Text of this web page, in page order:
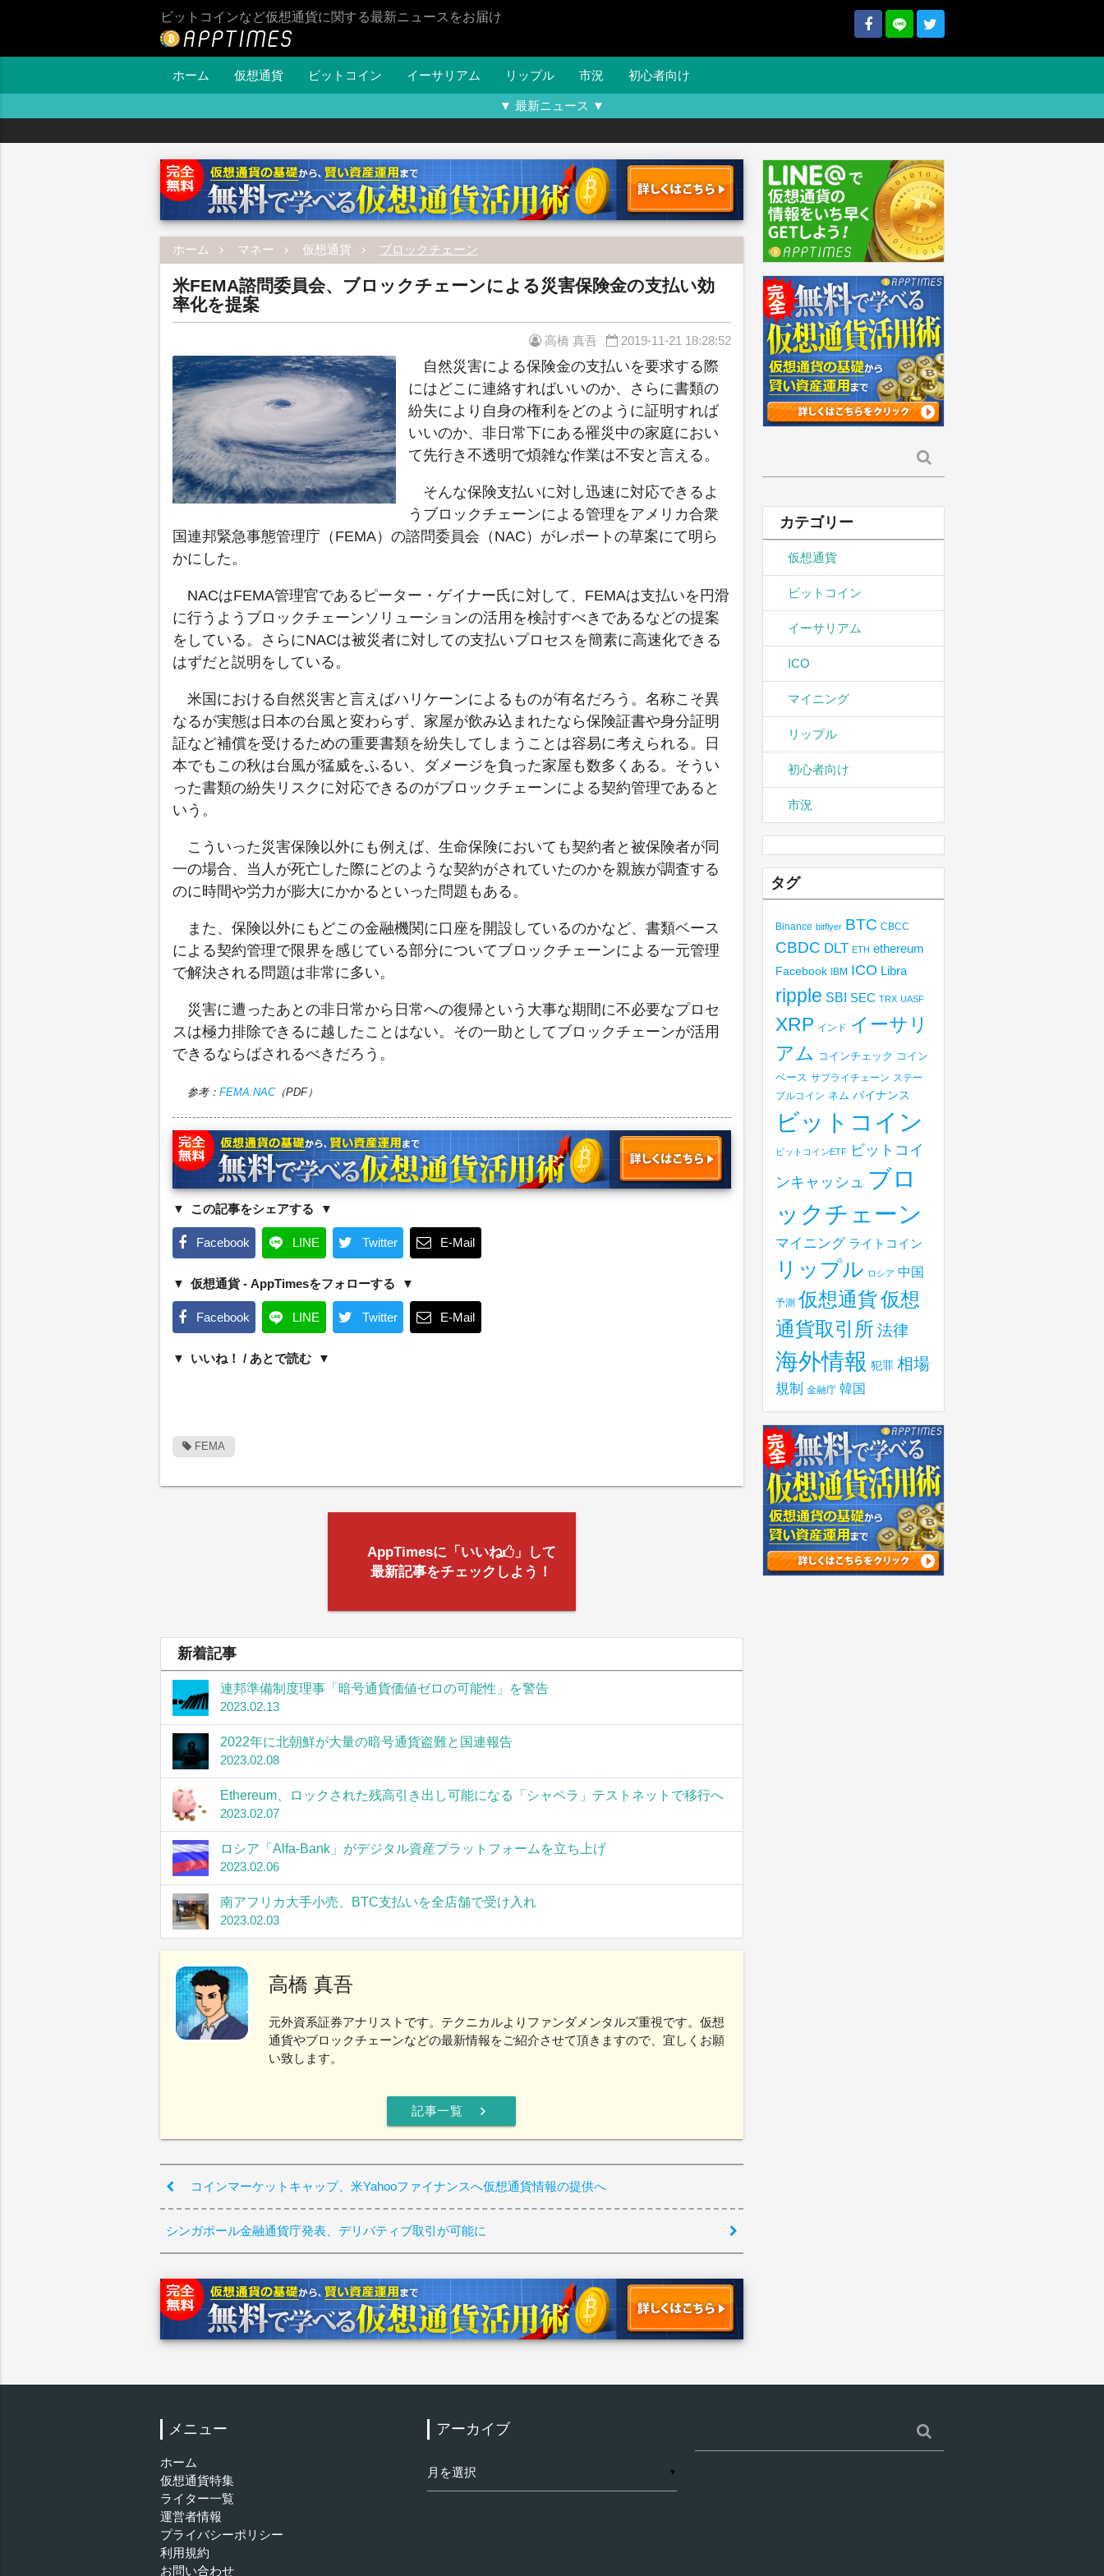
ビットコインなど仮想通貨に関する最新ニュースをお届け
ホーム 仮想通貨 ビットコイン イーサリアム リップル 市況 初心者向け
▼ 最新ニュース ▼
ホーム マネー 仮想通貨 ブロックチェーン
米FEMA諮問委員会、ブロックチェーンによる災害保険金の支払い効
率化を提案
高橋 真吾 2019-11-21 18:28:52
自然災害による保険金の支払いを要求する際
にはどこに連絡すればいいのか、さらに書類の
紛失により自身の権利をどのように証明すれば
いいのか、非日常下にある罹災中の家庭におい
て先行き不透明で煩雑な作業は不安と言える。
そんな保険支払いに対し迅速に対応できるよ
うブロックチェーンによる管理をアメリカ合衆
国連邦緊急事態管理庁（FEMA）の諮問委員会（NAC）がレポートの草案にて明ら
かにした。
NACはFEMA管理官であるピーター・ゲイナー氏に対して、FEMAは支払いを円滑
に行うようブロックチェーンソリューションの活用を検討すべきであるなどの提案
をしている。さらにNACは被災者に対しての支払いプロセスを簡素に高速化できる
はずだと説明をしている。
米国における自然災害と言えばハリケーンによるものが有名だろう。名称こそ異
なるが実態は日本の台風と変わらず、家屋が飲み込まれたなら保険証書や身分証明
証など補償を受けるための重要書類を紛失してしまうことは容易に考えられる。日
本でもこの秋は台風が猛威をふるい、ダメージを負った家屋も数多くある。そうい
った書類の紛失リスクに対応できるのがブロックチェーンによる契約管理であると
いう。
こういった災害保険以外にも例えば、生命保険においても契約者と被保険者が同
一の場合、当人が死亡した際にどのような契約がされていたのかを親族が調査する
のに時間や労力が膨大にかかるといった問題もある。
また、保険以外にもどこの金融機関に口座を開設しているのかなど、書類ベース
による契約管理で限界を感じている部分についてブロックチェーンによる一元管理
で解決される問題は非常に多い。
災害に遭ったあとの非日常から日常への復帰という大事な期間に不必要なプロセ
スは極力排除できるに越したことはない。その一助としてブロックチェーンが活用
できるならばされるべきだろう。
参考： FEMA:NAC（PDF）
この記事をシェアする
Facebook LINE Twitter E-Mail
仮想通貨 - AppTimesをフォローする
Facebook LINE Twitter E-Mail
いいね！ / あとで読む
FEMA
AppTimesに「いいね
」して
最新記事をチェックしよう！
新着記事
連邦準備制度理事「暗号通貨価値ゼロの可能性」を警告
2023.02.13
2022年に北朝鮮が大量の暗号通貨盗難と国連報告
2023.02.08
Ethereum、ロックされた残高引き出し可能になる「シャペラ」テストネットで移行へ
2023.02.07
ロシア「Alfa-Bank」がデジタル資産プラットフォームを立ち上げ
2023.02.06
南アフリカ大手小売、BTC支払いを全店舗で受け入れ
2023.02.03
高橋 真吾
元外資系証券アナリストです。テクニカルよりファンダメンタルズ重視です。仮想
通貨やブロックチェーンなどの最新情報をご紹介させて頂きますので、宜しくお願
い致します。
記事一覧 chevron_right
コインマーケットキャップ、米Yahooファイナンスへ仮想通貨情報の提供へ
シンガポール金融通貨庁発表、デリバティブ取引が可能に
索:
カテゴリー
仮想通貨
ビットコイン
イーサリアム
ICO
マイニング
リップル
初心者向け
市況
タグ
Binance bitflyer BTC CBCC
CBDC DLT ETH ethereum
Facebook IBM ICO Libra
ripple SBI SEC TRX UASF
XRP インド イーサリ
アム コインチェック コイン
ベース サプライチェーン ステー
ブルコイン ネム バイナンス
ビットコイン
ビットコインETF
ビットコイ
ンキャッシュ ブロ
ックチェーン
マイニング ライトコイン
リップル ロシア 中国
予測 仮想通貨仮想
通貨取引所 法律
海外情報 犯罪 相場
規制 金融庁 韓国
メニュー
ホーム
仮想通貨特集
ライター一覧
運営者情報
プライバシーポリシー
利用規約
お問い合わせ
アーカイブ
ー
カ
▼
索: